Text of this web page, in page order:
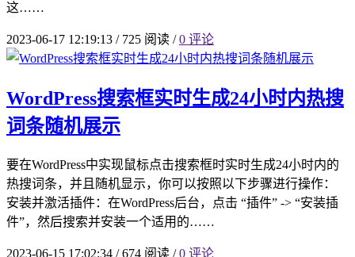
这……
2023-06-17 12:19:13 /725 阅读 / 0 评论
WordPress搜索框实时生成24小时内热搜
词条随机展示
要在WordPress中实现鼠标点击搜索框时实时生成24小时内的
热搜词条，并且随机显示，你可以按照以下步骤进行操作：
安装并激活插件：在WordPress后台，点击 “插件” -> “安装插
件”，然后搜索并安装一个适用的……
2023-06-15 17:02:34 /674 阅读 / 0 评论